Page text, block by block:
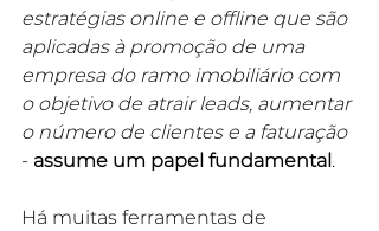
estratégias online e offline que são
aplicadas à promoção de uma
empresa do ramo imobiliário com
o objetivo de atrair leads, aumentar
o número de clientes e a faturação
- assume um papel fundamental .
Há muitas ferramentas de